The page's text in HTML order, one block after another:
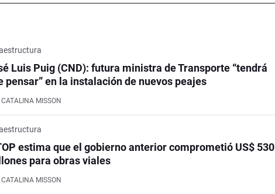
Luis Puig (CND): futura ministra de Transporte “tendrá
pensar” en la instalación de nuevos peajes
CATALINA MISSON
estima que el gobierno anterior comprometió US$ 530
para obras viales
CATALINA MISSON